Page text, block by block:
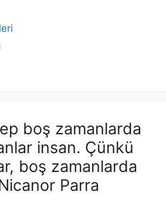
boş zamanlarda
insan. Çünkü
boş zamanlarda
Nicanor Parra